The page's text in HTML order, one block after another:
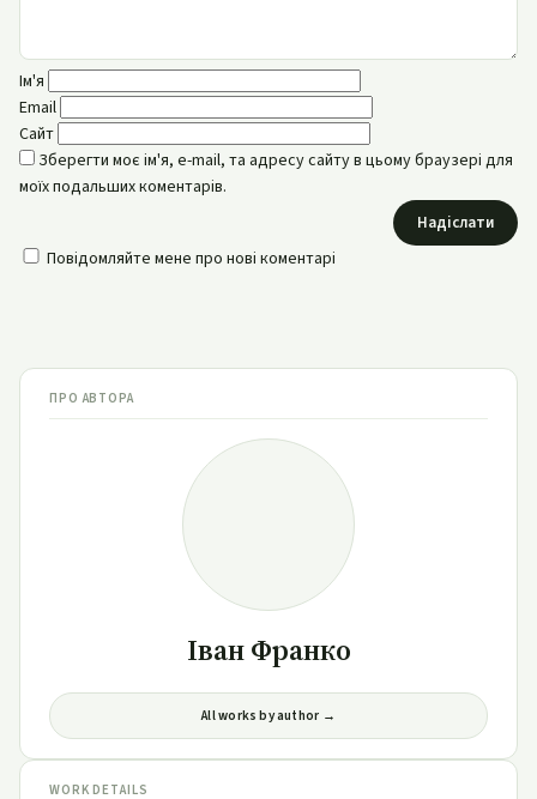
Ім'я
Email
Сайт
Зберегти моє ім'я, e-mail, та адресу сайту в цьому браузері для
моїх подальших коментарів.
Надіслати
Повідомляйте мене про нові коментарі
ПРО АВТОРА
Іван Франко
All works by author →
WORK DETAILS